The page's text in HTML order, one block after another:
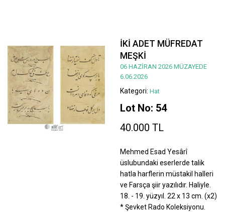
İKİ ADET MÜFREDAT
MEŞKİ
06 HAZİRAN 2026 MÜZAYEDE
6.06.2026
Kategori: Hat
Lot No: 54
40.000 TL
Mehmed Esad Yesârî
üslubundaki eserlerde talik
hatla harflerin müstakil halleri
ve Farsça şiir yazılıdır. Haliyle.
18. - 19. yüzyıl. 22 x 13 cm. (x2)
* Şevket Rado Koleksiyonu.